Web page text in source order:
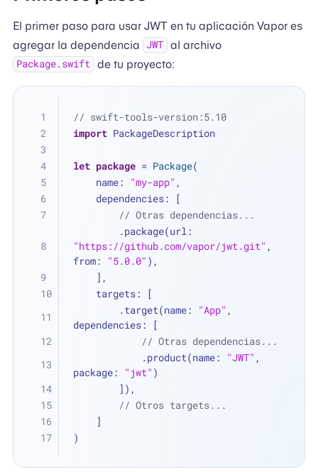
El primer paso para usar JWT en tu aplicación Vapor es
agregar la dependencia JWT al archivo
Package.swift de tu proyecto:
// swift-tools-version:5.10
import PackageDescription
let package = Package(
    name:
"my-app" ,
    dependencies: [
// Otras dependencias...
"https://github.com/vapor/jwt.git" ,
from: "5.0.0" ),
    ],
    targets: [
        .target(name:
"App" ,
dependencies: [
// Otras dependencias...
            .product(name:
"JWT" ,
package: "jwt" )
        ]),
// Otros targets...
    ]
)